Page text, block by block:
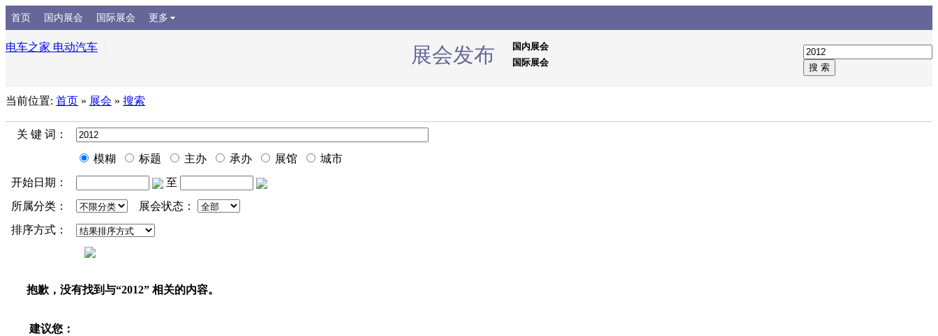
首页 国内展会 国际展会 更多
电车之家 电动汽车 展会发布
国内展会
国际展会
当前位置: 首页 » 展会 » 搜索
关 键 词：
模糊 标题 主办 承办 展馆
城市
开始日期：
至
所属分类：
展会状态：
排序方式：
抱歉，没有找到与“2012” 相关的内容。
建议您：